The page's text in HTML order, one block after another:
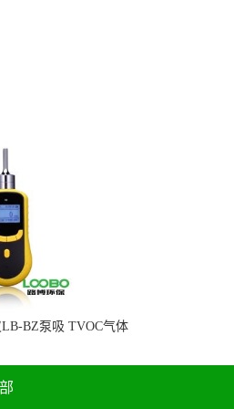
BZ泵吸 TVOC气体